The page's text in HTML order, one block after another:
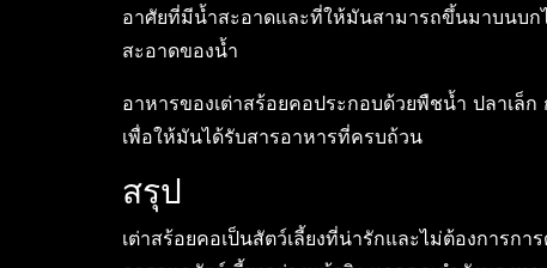
อาศัยที่มีน้ำสะอาดและที่ให้มันสามารถขึ้นมาบนบก
สะอาดของน้ำ
อาหารของเต่าสร้อยคอประกอบด้วยพืชน้ำ ปลาเล็
เพื่อให้มันได้รับสารอาหารที่ครบถ้วน
สรุป
เต่าสร้อยคอเป็นสัตว์เลี้ยงที่น่ารักและไม่ต้องการ